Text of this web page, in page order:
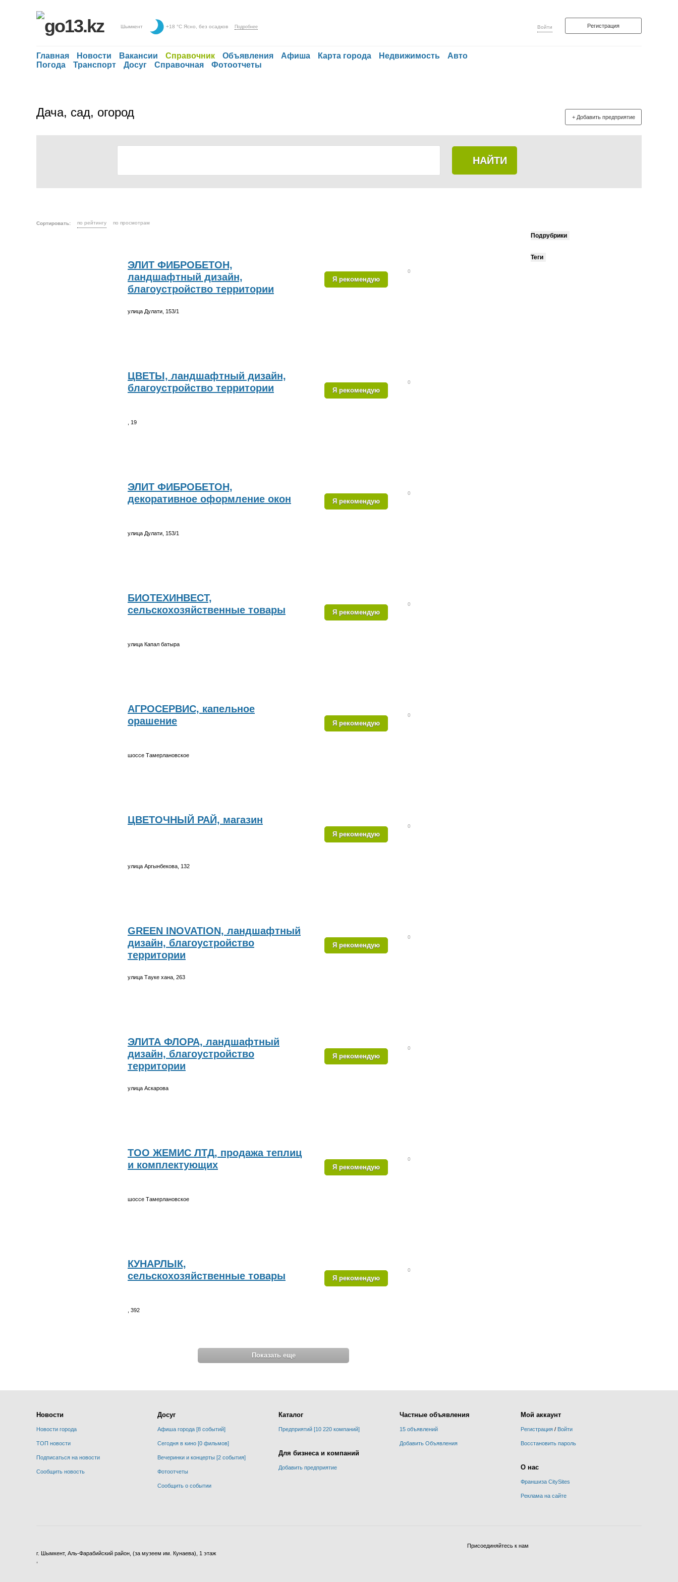
Шымкент +18 °С Ясно, без осадков Подробнее Войти Регистрация
Главная Новости Вакансии Справочник Объявления Афиша Карта города Недвижимость
Авто
Погода
Транспорт Досуг Справочная Фотоотчеты
Дача, сад, огород + Добавить предприятие
Сортировать: по рейтингу по просмотрам
ЭЛИТ ФИБРОБЕТОН,
ландшафтный дизайн,
благоустройство территории
улица Дулати, 153/1
Я рекомендую
0
ЦВЕТЫ, ландшафтный дизайн,
благоустройство территории
, 19
Я рекомендую
0
ЭЛИТ ФИБРОБЕТОН,
декоративное оформление окон
улица Дулати, 153/1
Я рекомендую
0
БИОТЕХИНВЕСТ,
сельскохозяйственные товары
улица Капал батыра
Я рекомендую
0
АГРОСЕРВИС, капельное
орашение
шоссе Тамерлановское
Я рекомендую
0
ЦВЕТОЧНЫЙ РАЙ, магазин
улица Аргынбекова, 132
Я рекомендую
0
GREEN INOVATION, ландшафтный
дизайн, благоустройство
территории
улица Тауке хана, 263
Я рекомендую
0
ЭЛИТА ФЛОРА, ландшафтный
дизайн, благоустройство
территории
улица Аскарова
Я рекомендую
0
ТОО ЖЕМИС ЛТД, продажа теплиц
и комплектующих
шоссе Тамерлановское
Я рекомендую
0
КУНАРЛЫК,
сельскохозяйственные товары
, 392
Я рекомендую
0
Показать еще
Подрубрики
Теги
Новости
Новости города
ТОП новости
Подписаться на новости
Сообщить новость
Досуг
Афиша города [8 событий]
Сегодня в кино [0 фильмов]
Вечеринки и концерты [2 события]
Фотоотчеты
Сообщить о событии
Каталог
Предприятий [10 220 компаний]
Для бизнеса и компаний
Добавить предприятие
Частные объявления
15 объявлений
Добавить Объявления
Мой аккаунт
Регистрация / Войти
Восстановить пароль
О нас
Франшиза CitySites
Реклама на сайте
г. Шымкент, Аль-Фарабийский район, (за музеем им. Кунаева), 1 этаж
Присоединяйтесь к нам